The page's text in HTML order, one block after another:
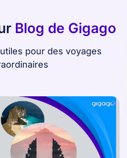
Blog de Gigago
pour des voyages